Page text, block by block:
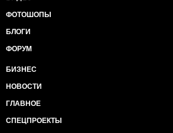
ФОТОШОПЫ
БЛОГИ
ФОРУМ
БИЗНЕС
НОВОСТИ
ГЛАВНОЕ
СПЕЦПРОЕКТЫ